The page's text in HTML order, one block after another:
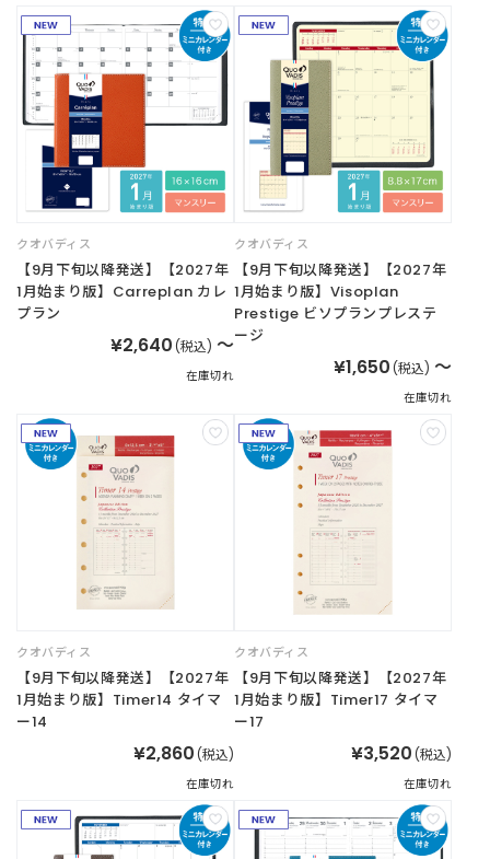
お
す
す
め
商
ギ
フ
ト
ラ
ッ
ピ
ご
利
用
あ
る
ご
質
問
n
クオバディス
【9月下旬以降発送】【2027年
1月始まり版】Carreplan カレ
プラン
¥2,640 (税込) ～
在庫切れ
クオバディス
【9月下旬以降発送】【2027年
1月始まり版】Visoplan
Prestige ビソプランプレステ
ージ
¥1,650 (税込) ～
在庫切れ
クオバディス
【9月下旬以降発送】【2027年
1月始まり版】Timer14 タイマ
ー14
¥2,860 (税込)
在庫切れ
クオバディス
【9月下旬以降発送】【2027年
1月始まり版】Timer17 タイマ
ー17
¥3,520 (税込)
在庫切れ